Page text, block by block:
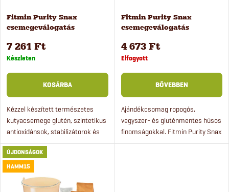
e
k
r
e
n
d
e
é
k
e
k
l
i
s
Fitmin Purity Snax
csemegeválogatás
7 261 Ft
Készleten
KOSÁRBA
Kézzel készített természetes
kutyacsemege glutén, szintetikus
antioxidánsok, stabilizátorok és
színezékek nélkül. Jutalmazza
meg a kutyáját egy igazán
nagyszerű...
Fitmin Purity Snax
csemegeválogatás
4 673 Ft
Elfogyott
BŐVEBBEN
Ajándékcsomag ropogós,
vegyszer- és gluténmentes húsos
finomságokkal. Fitmin Purity Snax
finomságok stílusos
ÚJDONSÁGOK
HAMM15